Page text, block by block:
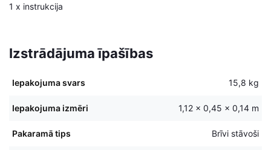
1 x instrukcija
Izstrādājuma īpašības
Iepakojuma svars 15,8 kg
Iepakojuma izmēri 1,12 × 0,45 × 0,14 m
Pakaramā tips Brīvi stāvoši